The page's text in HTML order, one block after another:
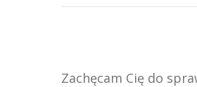
Zachęcam Cię do